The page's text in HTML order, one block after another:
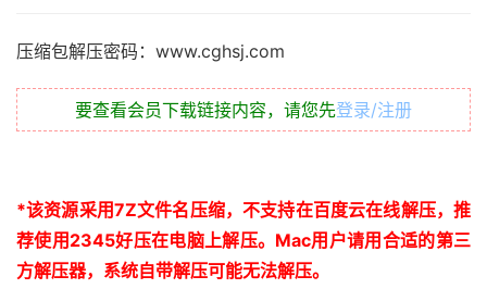
压缩包解压密码：www.cghsj.com
要查看会员下载链接内容，请您先登录/注册
*该资源采用7Z文件名压缩，不支持在百度云在线解压，推
荐使用2345好压在电脑上解压。 Mac用户请用合适的第三
方解压器，系统自带解压可能无法解压。